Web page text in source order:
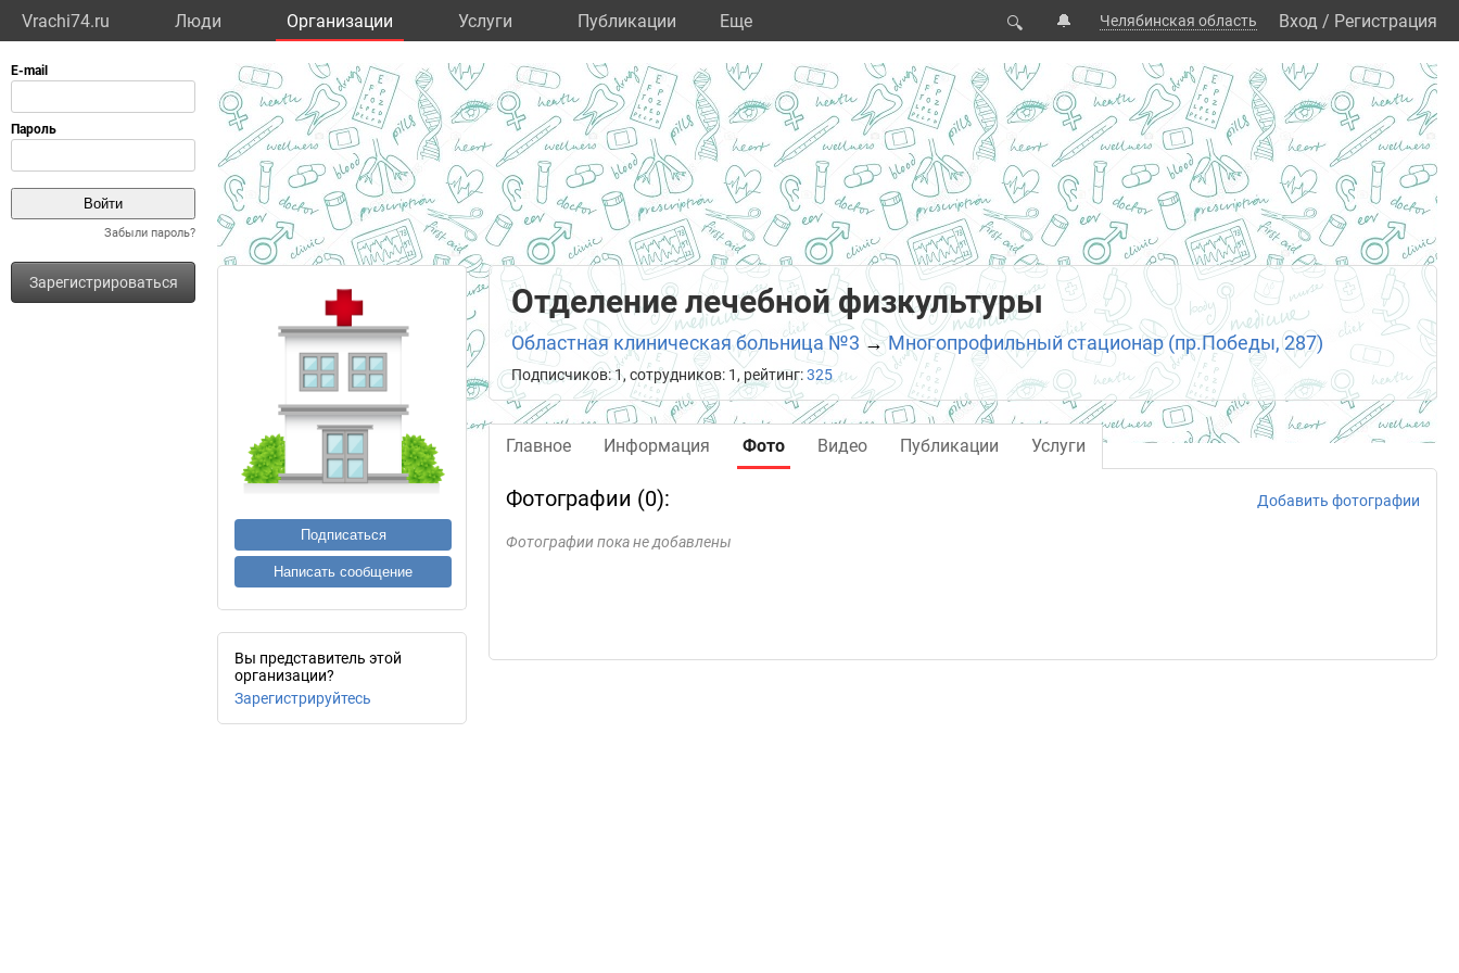
Vrachi74.ru Люди Организации Услуги Публикации Eще 🔍 🔔 Челябинская область Вход / Регистрация
Забыли пароль?
Зарегистрироваться
Подписаться
Написать сообщение
Вы представитель этой
организации?
Зарегистрируйтесь
Отделение лечебной физкультуры
Областная клиническая больница №3 →Многопрофильный стационар (пр.Победы, 287)
Подписчиков: 1, сотрудников: 1, рейтинг:325
Главное Информация Фото Видео Публикации Услуги
Фотографии (0): Добавить фотографии
Фотографии пока не добавлены